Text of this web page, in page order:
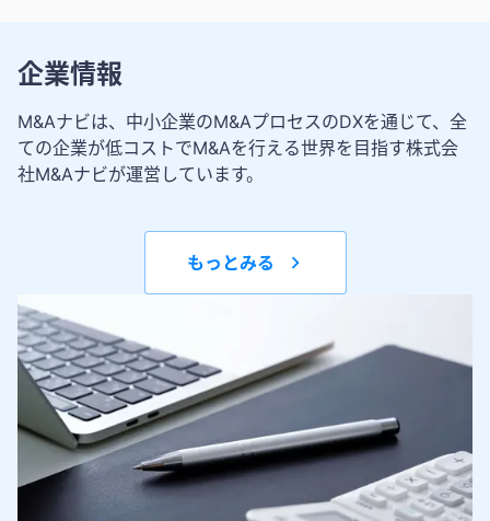
企業情報
M&Aナビは、中小企業のM&AプロセスのDXを通じて、全
ての企業が低コストでM&Aを行える世界を目指す株式会
社M&Aナビが運営しています。
もっとみる